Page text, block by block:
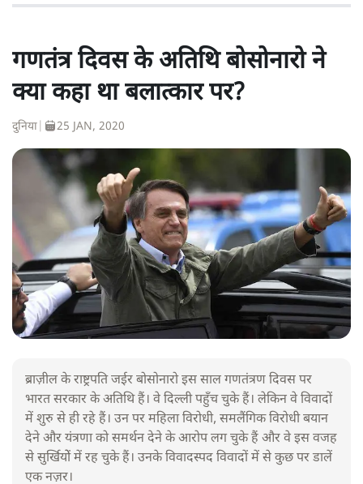
गणतंत्र दिवस के अतिथि बोसोनारो ने
क्या कहा था बलात्कार पर?
दुनिया 25 JAN, 2020
ब्राज़ील के राष्ट्रपति जईर बोसोनारो इस साल गणतंत्रण दिवस पर
भारत सरकार के अतिथि हैं। वे दिल्ली पहुँच चुके हैं। लेकिन वे विवादों
में शुरु से ही रहे हैं। उन पर महिला विरोधी, समलैंगिक विरोधी बयान
देने और यंत्रणा को समर्थन देने के आरोप लग चुके हैं और वे इस वजह
से सुर्खियोें में रह चुके हैं। उनके विवादस्पद विवादों में से कुछ पर डालें
एक नज़र।